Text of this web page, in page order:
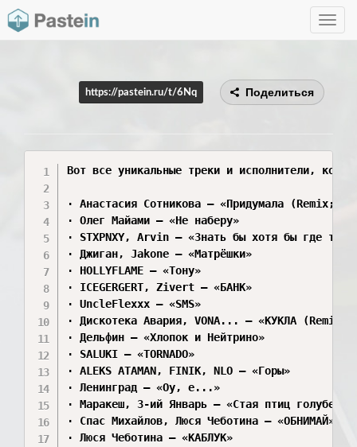
Toggle
https://pastein.ru/t/6Nq Поделиться
Вот все уникальные треки и исполнители,
· Анастасия Сотникова — «Придумала (Remix;
· Олег Майами — «Не наберу»
· STXPNXY, Arvin — «Знать бы хотя бы где ты»
· Джиган, Jakone — «Матрёшки»
· HOLLYFLAME — «Тону»
· ICEGERGERT, Zivert — «БАНК»
· UncleFlexxx — «SMS»
· Дискотека Авария, VONA... — «КУКЛА (Remix
· Дельфин — «Хлопок и Нейтрино»
· SALUKI — «TORNADO»
· ALEKS ATAMAN, FINIK, NLO — «Горы»
· Ленинград — «Оу, е...»
· Маракеш, 3-ий Январь — «Стая птиц голубей»
· Спас Михайлов, Люся Чеботина — «ОБНИМАЙ»
· Люся Чеботина — «КАБЛУК»